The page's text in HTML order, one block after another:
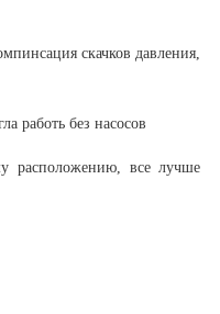
скачков давления,
работь без насосов
расположению, все лучше